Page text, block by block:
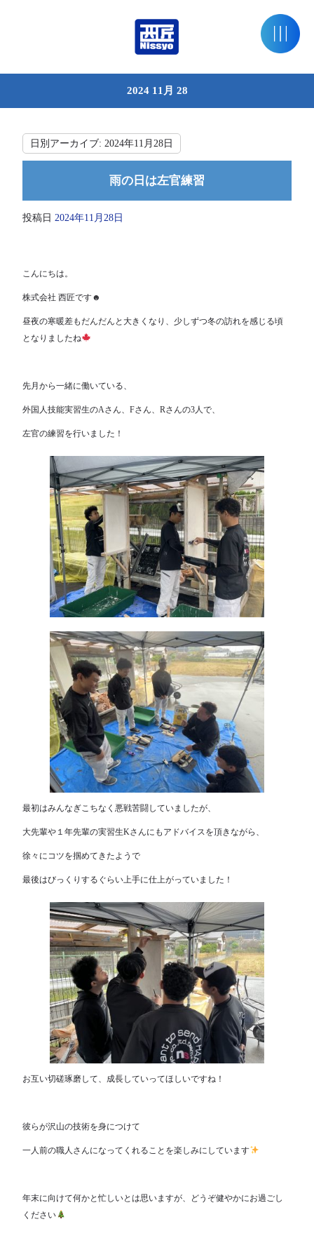
2024 11月 28
日別アーカイブ:2024年11月28日
雨の日は左官練習
投稿日 2024年11月28日
こんにちは。
株式会社 西匠です☻
昼夜の寒暖差もだんだんと大きくなり、少しずつ冬の訪れを感じる頃
となりましたね
先月から一緒に働いている、
外国人技能実習生のAさん、Fさん、Rさんの3人で、
左官の練習を行いました！
最初はみんなぎこちなく悪戦苦闘していましたが、
大先輩や１年先輩の実習生Kさんにもアドバイスを頂きながら、
徐々にコツを掴めてきたようで
最後はびっくりするぐらい上手に仕上がっていました！
お互い切磋琢磨して、成長していってほしいですね！
彼らが沢山の技術を身につけて
一人前の職人さんになってくれることを楽しみにしています
年末に向けて何かと忙しいとは思いますが、どうぞ健やかにお過ごし
ください